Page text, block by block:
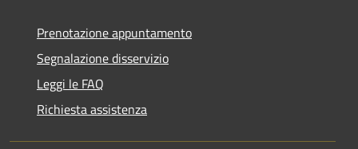
Prenotazione appuntamento
Segnalazione disservizio
Leggi le FAQ
Richiesta assistenza